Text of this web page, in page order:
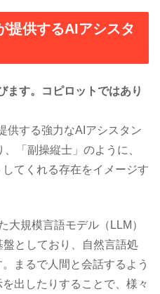
供するAIアシスタ
ます。コピロットではあり
供する強力なAIアシスタン
「副操縦士」のように、
てくれる存在をイメージす
大規模言語モデル（LLM）
としており、自然言語処
まるで人間と会話するよう
出したりすることで、様々